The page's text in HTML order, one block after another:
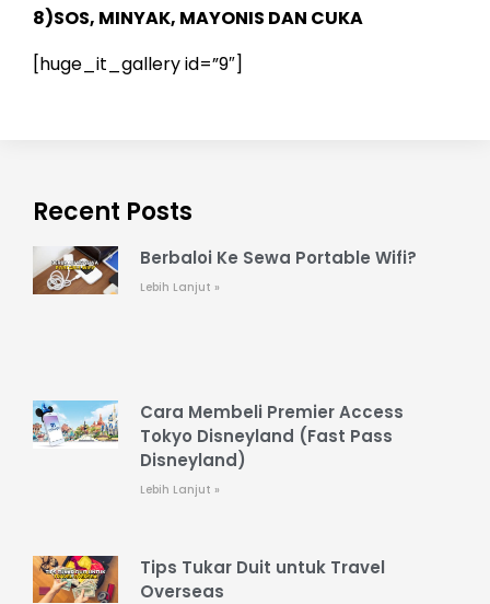
8)SOS, MINYAK, MAYONIS DAN CUKA
[huge_it_gallery id=”9″]
Recent Posts
Berbaloi Ke Sewa Portable Wifi?
Lebih Lanjut »
Cara Membeli Premier Access
Tokyo Disneyland (Fast Pass
Disneyland)
Lebih Lanjut »
Tips Tukar Duit untuk Travel
Overseas